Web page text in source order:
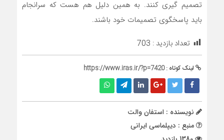
تصمیم گیری کنند. به همین دلیل هم هست که سرانجام
باید پاسخگوی تصمیمات خود باشند.
تعداد بازدید : 703
لینک کوتاه :https://www.iras.ir/?p=7420
نویسنده : استفان والت
منبع : دیپلماسی ایرانی